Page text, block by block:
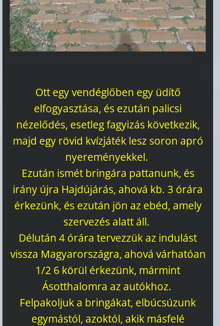
Ott egy vendéglőben egy üdítő
elfogyasztása, és ezután palicsi
nézelődés, esetleg fagyizás következik,
majd egy rövid kvízjáték lesz soron apró
nyereményekkel.
Ezután ismét bringára pattanunk, és
irány újra Hajdújárás, ahová kb. 3 órára
érkezünk, és ezután jön az ebéd, amely
szervezés alatt áll.
Délután 4 órára tervezzük az indulást
vissza Magyarországra, ahová várhatóan
1/2 6 körül érkezünk, mármint
Ásotthalomra az autókhoz.
Felpakoljuk a bringákat, elbúcsúzunk
egymástól, azoktól, akik másfelé